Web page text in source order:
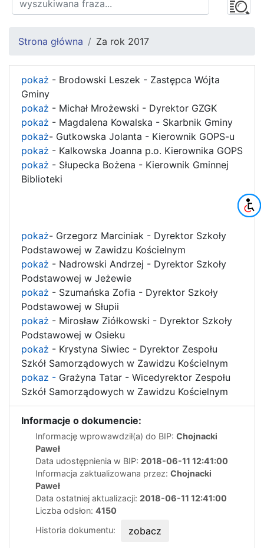
Strona główna Za rok 2017
pokaż - Brodowski Leszek - Zastępca Wójta
Gminy
pokaż - Michał Mrożewski - Dyrektor GZGK
pokaż - Magdalena Kowalska - Skarbnik Gminy
pokaż- Gutkowska Jolanta - Kierownik GOPS-u
pokaż - Kalkowska Joanna p.o. Kierownika GOPS
pokaż - Słupecka Bożena - Kierownik Gminnej
Biblioteki
pokaż- Grzegorz Marciniak - Dyrektor Szkoły
Podstawowej w Zawidzu Kościelnym
pokaż - Nadrowski Andrzej - Dyrektor Szkoły
Podstawowej w Jeżewie
pokaż - Szumańska Zofia - Dyrektor Szkoły
Podstawowej w Słupii
pokaż - Mirosław Ziółkowski - Dyrektor Szkoły
Podstawowej w Osieku
pokaż - Krystyna Siwiec - Dyrektor Zespołu
Szkół Samorządowych w Zawidzu Kościelnym
pokaz - Grażyna Tatar - Wicedyrektor Zespołu
Szkół Samorządowych w Zawidzu Kościelnym
Informacje o dokumencie:
Informację wprowawdził(a) do BIP: Chojnacki
Paweł
Data udostępnienia w BIP: 2018-06-11 12:41:00
Informacja zaktualizowana przez: Chojnacki
Paweł
Data ostatniej aktualizacji: 2018-06-11 12:41:00
Liczba odsłon: 4150
Historia dokumentu:
zobacz